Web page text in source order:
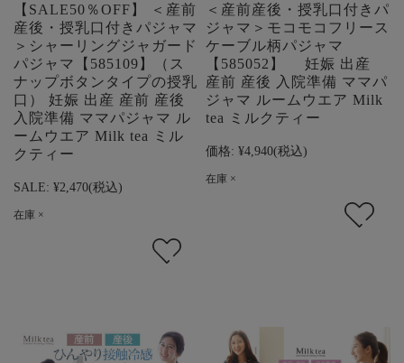
【SALE50％OFF】 ＜産前
産後・授乳口付きパジャマ
＞シャーリングジャガード
パジャマ【585109】（ス
ナップボタンタイプの授乳
口） 妊娠 出産 産前 産後
入院準備 ママパジャマ ル
ームウエア Milk tea ミル
クティー
SALE: ¥2,470(税込)
在庫 ×
＜産前産後・授乳口付きパ
ジャマ＞モコモコフリース
ケーブル柄パジャマ
【585052】 妊娠 出産
産前 産後 入院準備 ママパ
ジャマ ルームウエア Milk
tea ミルクティー
価格: ¥4,940(税込)
在庫 ×